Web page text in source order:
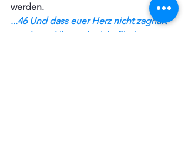
werden.
...46 Und dass euer Herz nicht zaghaft
werde und ihr euch nicht fürchtet vor